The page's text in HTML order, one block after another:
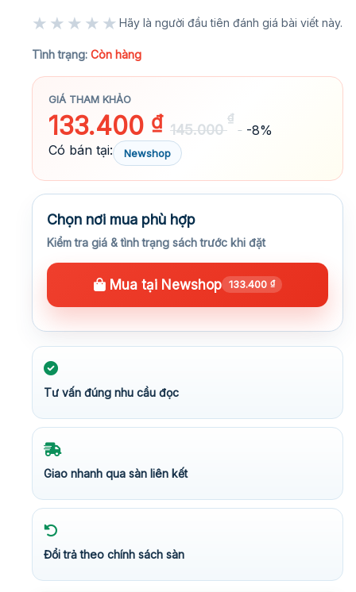
★★★★★ Hãy là người đầu tiên đánh giá bài viết này.
Tình trạng: Còn hàng
GIÁ THAM KHẢO
133.400 ₫ 145.000
₫
-8%
Có bán tại:
Newshop
Chọn nơi mua phù hợp
Kiểm tra giá & tình trạng sách trước khi đặt
Mua tại Newshop 133.400 ₫
Tư vấn đúng nhu cầu đọc
Giao nhanh qua sàn liên kết
Đổi trả theo chính sách sàn